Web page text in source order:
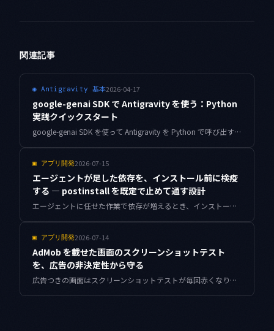
関連記事
◉ Antigravity 基本2026-04-17
google-genai SDK で Antigravity を使う：Python
実践クイックスタート
google-genai SDK を使って Antigravity を Python で呼び出す実践ガイド。インストールからテキスト生成・マルチモーダル・ストリーミングまでコード付きで解説。
▣ アプリ開発2026-07-15
エージェントが足した依存を、インストール前に検疫
する — postinstall を既定で止めて通す設計
エージェントに任せた作業で依存が増えるとき、インストールの瞬間に走るライフサイクルスクリプトは誰も見ていません。既定を止め、検疫スコアで通す実装と運用をまとめます。
▣ アプリ開発2026-07-14
AdMob を載せた画面のスクリーンショットテスト
を、広告の非決定性から守る
広告つきの画面はスクリーンショットテストが毎回赤くなり、やがて誰も差分を見なくなります。AdMob バナーの非決定性を封じ、レイアウトの崩れだけを検知に残す設計を、Compose の実装例と Antigravity での差分トリアージまで含めてまとめます。